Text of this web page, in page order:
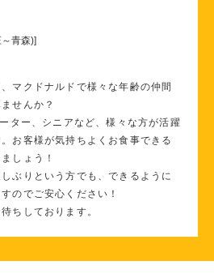
青森)]
マクドナルドで様々な年齢の仲間
せんか？
ター、シニアなど、様々な方が活躍
お客様が気持ちよくお食事できる
しょう！
ぶりという方でも、できるように
のでご安心ください！
ちしております。